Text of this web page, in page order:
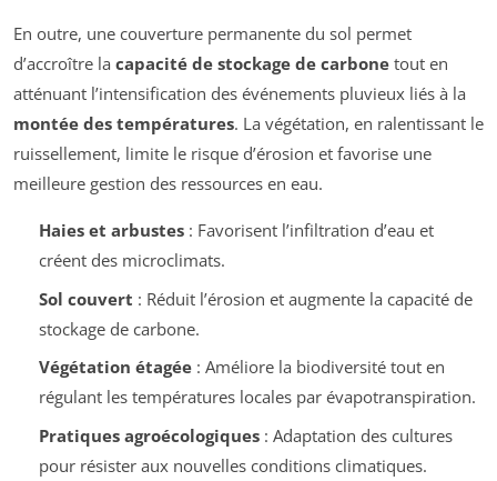
En outre, une couverture permanente du sol permet
d’accroître la capacité de stockage de carbone tout en
atténuant l’intensification des événements pluvieux liés à la
montée des températures. La végétation, en ralentissant le
ruissellement, limite le risque d’érosion et favorise une
meilleure gestion des ressources en eau.
Haies et arbustes: Favorisent l’infiltration d’eau et
créent des microclimats.
Sol couvert : Réduit l’érosion et augmente la capacité de
stockage de carbone.
Végétation étagée: Améliore la biodiversité tout en
régulant les températures locales par évapotranspiration.
Pratiques agroécologiques: Adaptation des cultures
pour résister aux nouvelles conditions climatiques.